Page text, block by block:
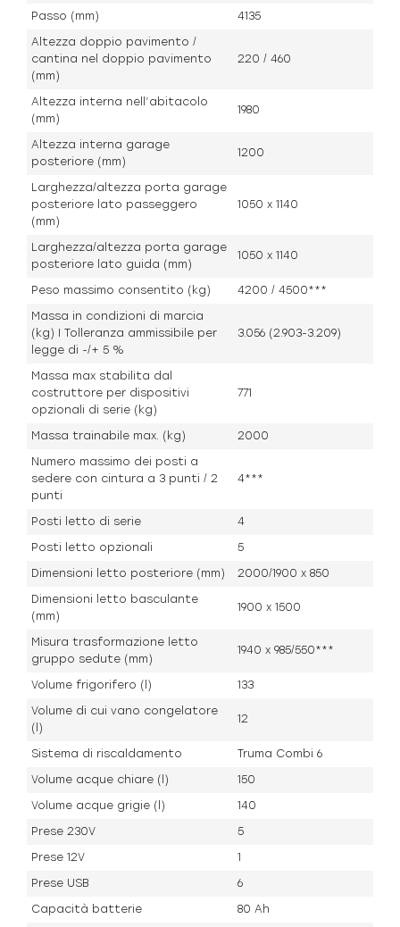
Passo (mm) 4135
Altezza doppio pavimento /
cantina nel doppio pavimento
(mm)
220 / 460
Altezza interna nell’abitacolo
(mm)
1980
Altezza interna garage
posteriore (mm)
1200
Larghezza/altezza porta garage
posteriore lato passeggero
(mm)
1050 x 1140
Larghezza/altezza porta garage
posteriore lato guida (mm)
1050 x 1140
Peso massimo consentito (kg) 4200 / 4500***
Massa in condizioni di marcia
(kg) I Tolleranza ammissibile per
legge di -/+ 5 %
3.056 (2.903-3.209)
Massa max stabilita dal
costruttore per dispositivi
opzionali di serie (kg)
771
Massa trainabile max. (kg) 2000
Numero massimo dei posti a
sedere con cintura a 3 punti / 2
punti
4***
Posti letto di serie 4
Posti letto opzionali 5
Dimensioni letto posteriore (mm) 2000/1900 x 850
Dimensioni letto basculante
(mm)
1900 x 1500
Misura trasformazione letto
gruppo sedute (mm)
1940 x 985/550***
Volume frigorifero (l) 133
Volume di cui vano congelatore
(l)
12
Sistema di riscaldamento Truma Combi 6
Volume acque chiare (l) 150
Volume acque grigie (l) 140
Prese 230V 5
Prese 12V 1
Prese USB 6
Capacità batterie 80 Ah